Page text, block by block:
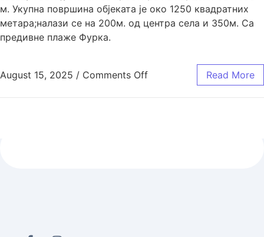
м. Укупна површина објеката је око 1250 квадратних
метара;налази се на 200м. од центра села и 350м. Са
предивне плаже Фурка.
August 15, 2025 / Comments Off Read More